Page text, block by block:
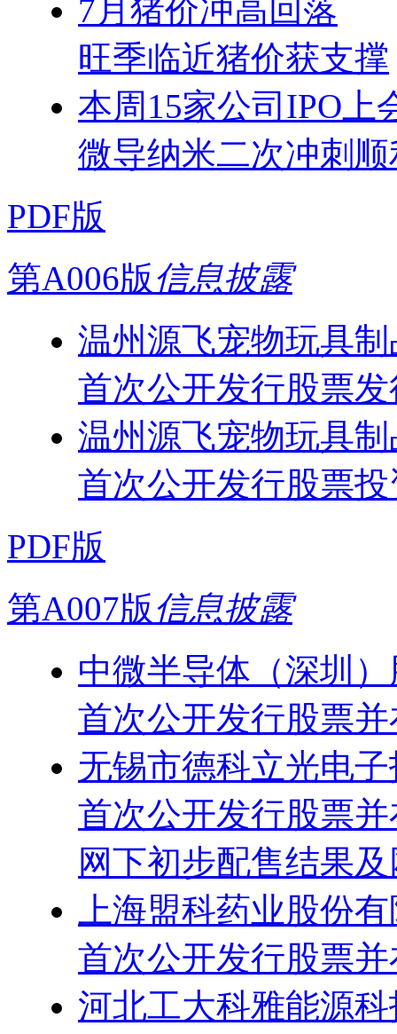
7月猪价冲高回落
旺季临近猪价获支撑
本周15家公司IPO上
微导纳米二次冲刺
PDF版
第A006版信息披露
温州源飞宠物玩具
首次公开发行股票
温州源飞宠物玩具
首次公开发行股票
PDF版
第A007版信息披露
中微半导体（深圳
首次公开发行股票
无锡市德科立光电
首次公开发行股票
网下初步配售结果
上海盟科药业股份
首次公开发行股票
河北工大科雅能源